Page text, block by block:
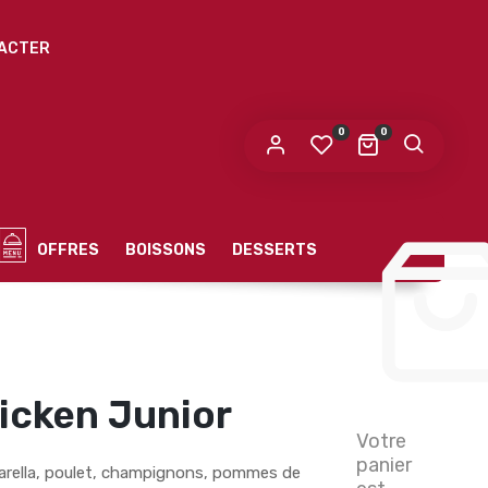
0
Votre
panier
0
OFFRES BOISSONS DESSERTS
Junior
poulet, champignons, pommes de